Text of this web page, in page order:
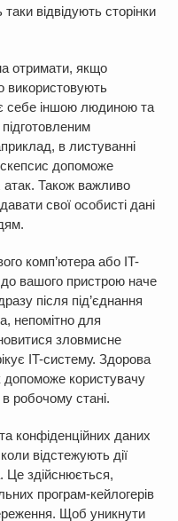
відвідують сторінки
отримати, якщо
використовують
себе іншою людиною та
в листуванні
допоможе
атак. Також важливо
свої особисті дані
комп’ютера або IT-
вашого пристрою наче
після під’єднання
непомітно для
зловмисне
IT-систему. Здорова
допоможе користувачу
в робочому стані.
конфіденційних даних
відстежують дії
Це здійснюється,
програм-кейлогерів
Щоб уникнути